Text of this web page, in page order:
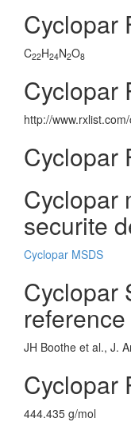
Cyclopar
C22H24N2O8
Cyclopar
http://
Cyclopar
Cyclopar
securite
Cyclopar MSDS
Cyclopar
reference
JH Boothe et al., J.
Cyclopar
444.435 g/mol